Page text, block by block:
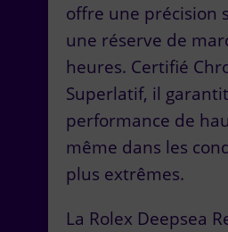
offre une précision
une réserve de
heures. Certifié
Superlatif, il
performance de
même dans les
plus extrêmes.
La Rolex Deepsea